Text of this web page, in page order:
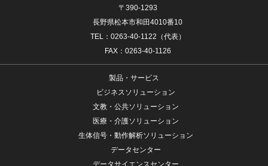
〒390-1293
長野県松本市和田4010番10
TEL：0263-40-1122（代表）
FAX：0263-40-1126
製品・サービス
ビジネスソリューション
文教・公共ソリューション
医療・介護ソリューション
生体信号・動作解析ソリューション
データセンター